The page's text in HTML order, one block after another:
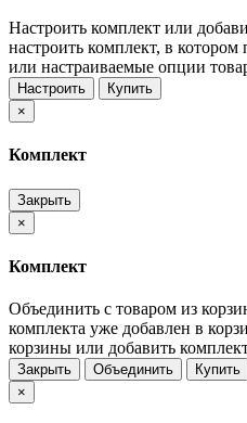
Настроить комплект или
настроить комплект, в
или настраиваемые опции
Настроить
Купить
×
Комплект
Закрыть
×
Комплект
Объединить с товаром из
комплекта уже добавлен в
корзины или добавить
Закрыть Объединить
Купить
×